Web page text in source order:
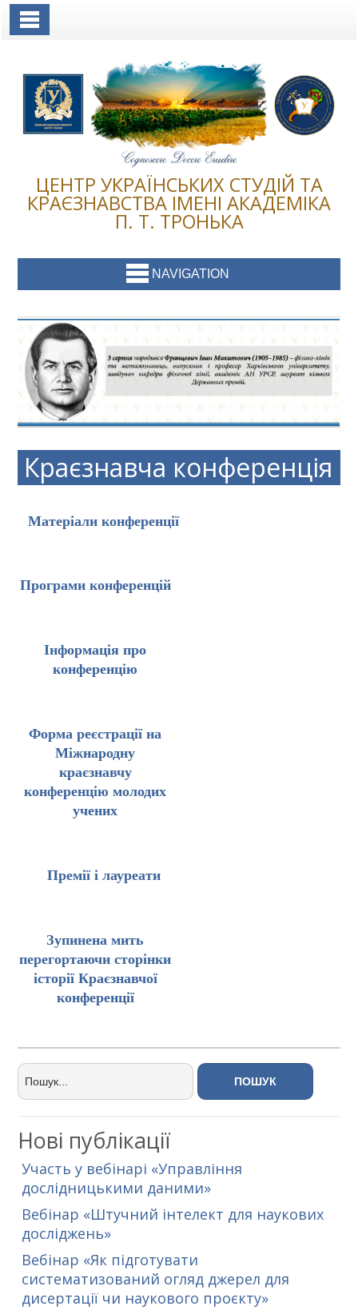
ЦЕНТР УКРАЇНСЬКИХ СТУДІЙ ТА
КРАЄЗНАВСТВА ІМЕНІ АКАДЕМІКА
П. Т. ТРОНЬКА
NAVIGATION
Краєзнавча конференція
Матеріали конференції
Програми конференцій
Інформація про
конференцію
Форма реєстрації на
Міжнародну
краєзнавчу
конференцію молодих
учених
Премії і лауреати
Зупинена мить
перегортаючи сторінки
історії Краєзнавчої
конференції
Нові публікації
Участь у вебінарі «Управління
дослідницькими даними»
Вебінар «Штучний інтелект для наукових
досліджень»
Вебінар «Як підготувати
систематизований огляд джерел для
дисертації чи наукового проєкту»